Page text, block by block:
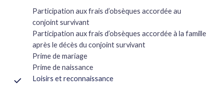
Participation aux frais d’obsèques accordée au
conjoint survivant
Participation aux frais d’obsèques accordée à la famille
après le décès du conjoint survivant
Prime de mariage
Prime de naissance
Loisirs et reconnaissance